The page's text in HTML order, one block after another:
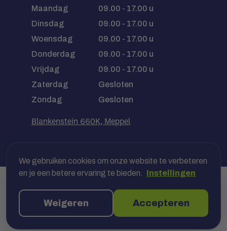
Maandag
09.00 - 17.00 u
Dinsdag
09.00 - 17.00 u
Woensdag
09.00 - 17.00 u
Donderdag
09.00 - 17.00 u
Vrijdag
09.00 - 17.00 u
Zaterdag
Gesloten
Zondag
Gesloten
Blankenstein 660K, Meppel
Veilig betalen met jouw bank, óf
achteraf in termijnen
We gebruiken cookies om onze website te verbeteren
en je een betere ervaring te bieden.
Instellingen
Weigeren Accepteren